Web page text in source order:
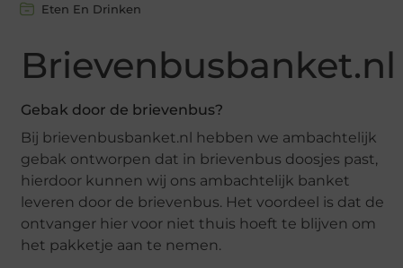
Eten En Drinken
Brievenbusbanket.nl
Gebak door de brievenbus?
Bij brievenbusbanket.nl hebben we ambachtelijk
gebak ontworpen dat in brievenbus doosjes past,
hierdoor kunnen wij ons ambachtelijk banket
leveren door de brievenbus. Het voordeel is dat de
ontvanger hier voor niet thuis hoeft te blijven om
het pakketje aan te nemen.